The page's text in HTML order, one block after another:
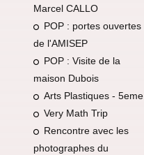
Marcel CALLO
POP : portes ouvertes
de l'AMISEP
POP : Visite de la
maison Dubois
Arts Plastiques - 5eme
Very Math Trip
Rencontre avec les
photographes du